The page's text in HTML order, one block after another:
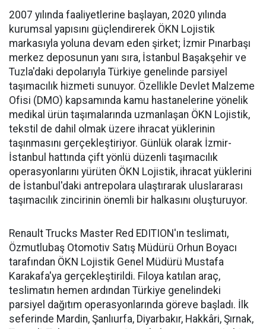
2007 yılında faaliyetlerine başlayan, 2020 yılında
kurumsal yapısını güçlendirerek ÖKN Lojistik
markasıyla yoluna devam eden şirket; İzmir Pınarbaşı
merkez deposunun yanı sıra, İstanbul Başakşehir ve
Tuzla'daki depolarıyla Türkiye genelinde parsiyel
taşımacılık hizmeti sunuyor. Özellikle Devlet Malzeme
Ofisi (DMO) kapsamında kamu hastanelerine yönelik
medikal ürün taşımalarında uzmanlaşan ÖKN Lojistik,
tekstil de dahil olmak üzere ihracat yüklerinin
taşınmasını gerçekleştiriyor. Günlük olarak İzmir-
İstanbul hattında çift yönlü düzenli taşımacılık
operasyonlarını yürüten ÖKN Lojistik, ihracat yüklerini
de İstanbul'daki antrepolara ulaştırarak uluslararası
taşımacılık zincirinin önemli bir halkasını oluşturuyor.
Renault Trucks Master Red EDITION'ın teslimatı,
Özmutlubaş Otomotiv Satış Müdürü Orhun Boyacı
tarafından ÖKN Lojistik Genel Müdürü Mustafa
Karakafa'ya gerçekleştirildi. Filoya katılan araç,
teslimatın hemen ardından Türkiye genelindeki
parsiyel dağıtım operasyonlarında göreve başladı. İlk
seferinde Mardin, Şanlıurfa, Diyarbakır, Hakkâri, Şırnak,